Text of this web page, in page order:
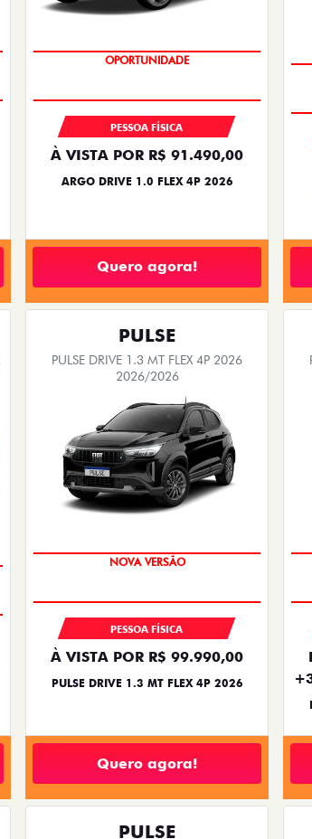
OPORTUNIDADE
PESSOA FÍSICA
À VISTA POR R$ 91.490,00
ARGO DRIVE 1.0 FLEX 4P 2026
Quero agora!
PULSE
PULSE DRIVE 1.3 MT FLEX 4P 2026
2026/2026
NOVA VERSÃO
PESSOA FÍSICA
À VISTA POR R$ 99.990,00
PULSE DRIVE 1.3 MT FLEX 4P 2026
Quero agora!
PULSE